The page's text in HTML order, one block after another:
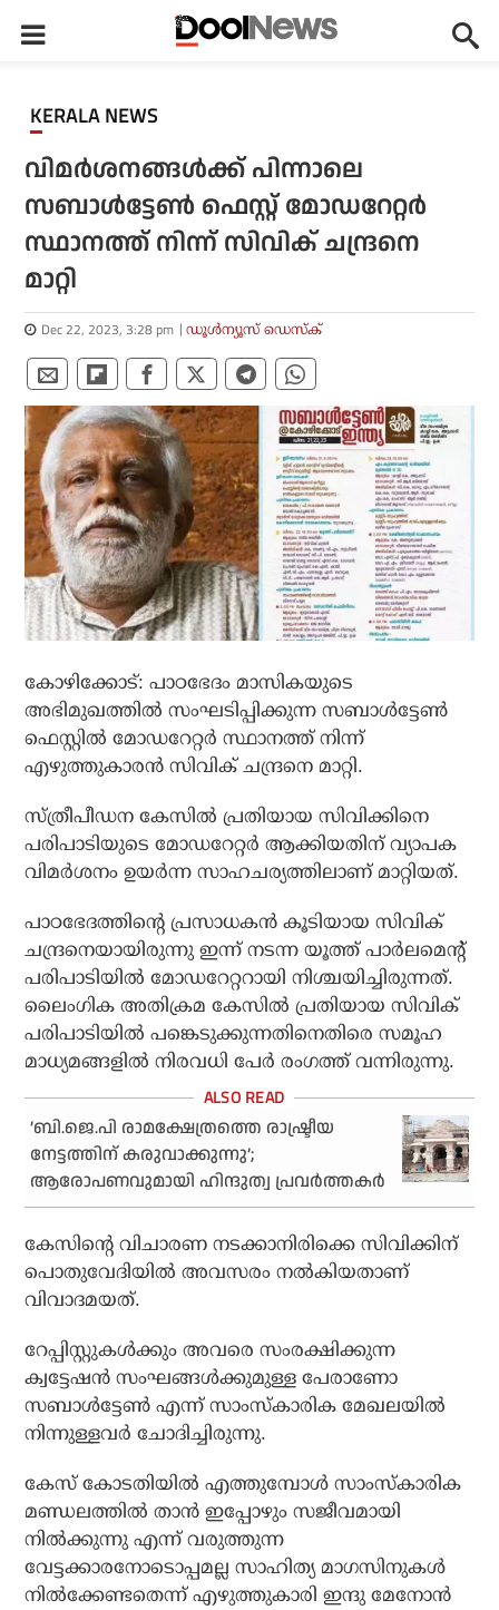
KERALA NEWS
വിമർശനങ്ങൾക്ക് പിന്നാലെ
സബാൾട്ടേൺ ഫെസ്റ്റ് മോഡറേറ്റർ
സ്ഥാനത്ത് നിന്ന് സിവിക് ചന്ദ്രനെ
മാറ്റി
Dec 22, 2023, 3:28 pm ഡൂള്‍ന്യൂസ് ഡെസ്‌ക്
കോഴിക്കോട്: പാഠഭേദം മാസികയുടെ
അഭിമുഖത്തിൽ സംഘടിപ്പിക്കുന്ന സബാൾട്ടേൺ
ഫെസ്റ്റിൽ മോഡറേറ്റർ സ്ഥാനത്ത് നിന്ന്
എഴുത്തുകാരൻ സിവിക് ചന്ദ്രനെ മാറ്റി.
സ്ത്രീപീഡന കേസിൽ പ്രതിയായ സിവിക്കിനെ
പരിപാടിയുടെ മോഡറേറ്റർ ആക്കിയതിന് വ്യാപക
വിമർശനം ഉയർന്ന സാഹചര്യത്തിലാണ് മാറ്റിയത്.
പാഠഭേദത്തിന്റെ പ്രസാധകൻ കൂടിയായ സിവിക്
ചന്ദ്രനെയായിരുന്നു ഇന്ന് നടന്ന യൂത്ത് പാർലമെന്റ്
പരിപാടിയിൽ മോഡറേറ്ററായി നിശ്ചയിച്ചിരുന്നത്.
ലൈംഗിക അതിക്രമ കേസിൽ പ്രതിയായ സിവിക്
പരിപാടിയിൽ പങ്കെടുക്കുന്നതിനെതിരെ സമൂഹ
മാധ്യമങ്ങളിൽ നിരവധി പേർ രംഗത്ത് വന്നിരുന്നു.
‘ബി.ജെ.പി രാമക്ഷേത്രത്തെ രാഷ്ട്രീയ
നേട്ടത്തിന് കരുവാക്കുന്നു’;
ആരോപണവുമായി ഹിന്ദുത്വ പ്രവർത്തകർ
കേസിന്റെ വിചാരണ നടക്കാനിരിക്കെ സിവിക്കിന്
പൊതുവേദിയിൽ അവസരം നൽകിയതാണ്
വിവാദമയത്.
റേപ്പിസ്റ്റുകൾക്കും അവരെ സംരക്ഷിക്കുന്ന
ക്വട്ടേഷൻ സംഘങ്ങൾക്കുമുള്ള പേരാണോ
സബാൾട്ടേൺ എന്ന് സാംസ്‌കാരിക മേഖലയിൽ
നിന്നുള്ളവർ ചോദിച്ചിരുന്നു.
കേസ് കോടതിയിൽ എത്തുമ്പോൾ സാംസ്കാരിക
മണ്ഡലത്തിൽ താൻ ഇപ്പോഴും സജീവമായി
നിൽക്കുന്നു എന്ന് വരുത്തുന്ന
വേട്ടക്കാരനോടൊപ്പമല്ല സാഹിത്യ മാഗസിനുകൾ
നിൽക്കേണ്ടതെന്ന് എഴുത്തുകാരി ഇന്ദു മേനോൻ